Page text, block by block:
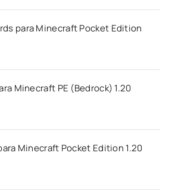
para Minecraft Pocket Edition
UI para Minecraft PE (Bedrock) 1.20
Minecraft Pocket Edition 1.20